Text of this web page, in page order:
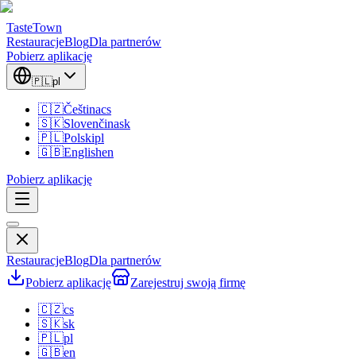
TasteTown
RestauracjeBlogDla partnerów
Pobierz aplikację
🇵🇱pl
🇨🇿Češtinacs
🇸🇰Slovenčinask
🇵🇱Polskipl
🇬🇧Englishen
Pobierz aplikację
RestauracjeBlogDla partnerów
Pobierz aplikację
Zarejestruj swoją firmę
🇨🇿cs
🇸🇰sk
🇵🇱pl
🇬🇧en